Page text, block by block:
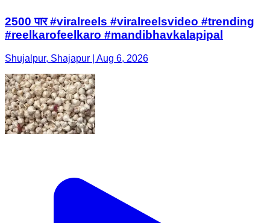
2500 पार #viralreels #viralreelsvideo #trending
#reelkarofeelkaro #mandibhavkalapipal
Shujalpur, Shajapur | Aug 6, 2026